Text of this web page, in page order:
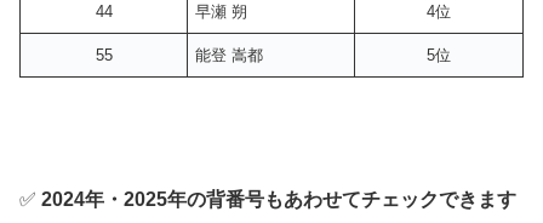
44 早瀬 朔 4位
55 能登 嵩都 5位
✅ 2024年・2025年の背番号もあわせてチェックできます